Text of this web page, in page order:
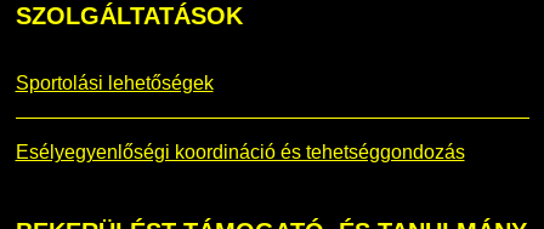
SZOLGÁLTATÁSOK
Sportolási lehetőségek
Esélyegyenlőségi koordináció és tehetséggondozás